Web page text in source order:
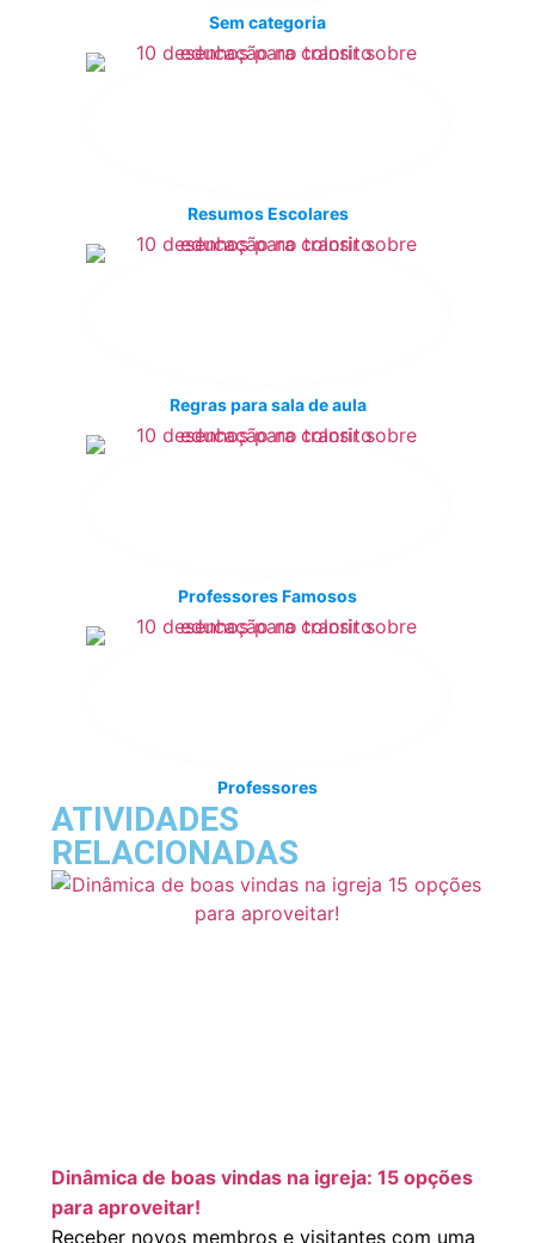
Sem categoria
Resumos Escolares
Regras para sala de aula
Professores Famosos
Professores
ATIVIDADES
RELACIONADAS
Dinâmica de boas vindas na igreja: 15 opções
para aproveitar!
Receber novos membros e visitantes com uma